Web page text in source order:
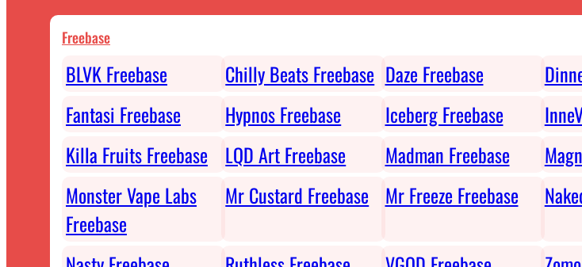
Freebase
BLVK Freebase Chilly Beats Freebase Daze Freebase
Fantasi Freebase
Hypnos Freebase Iceberg Freebase
Killa Fruits Freebase
LQD Art Freebase Madman Freebase
Monster Vape Labs
Freebase
Mr Custard Freebase Mr Freeze Freebase